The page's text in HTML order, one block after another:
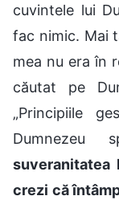
cuvintele lui
fac nimic. Mai
mea nu era în
căutat pe
„Principiile
Dumnezeu
suveranitatea
crezi că